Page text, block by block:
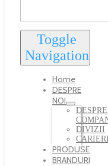
Toggle
Navigation
Home
DESPRE
NOI
DESPRE
DIVIZII
PRODUSE
BRANDURI